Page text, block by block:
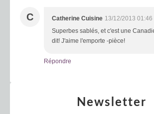
C Catherine Cuisine 13/12/2013 01:46
Superbes sablés, et c'est une
dit! J'aime l'emporte -pièce!
Répondre
Newsletter